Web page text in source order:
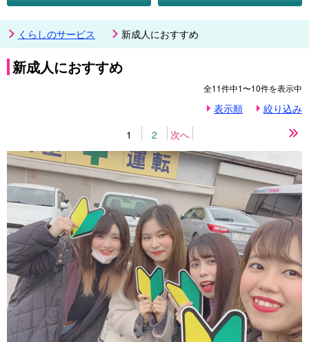
くらしのサービス 新成人におすすめ
新成人におすすめ
全11件中1〜10件を表示中
表示順
絞り込み
1
2 次へ
後
の
ペ
ー
ジ